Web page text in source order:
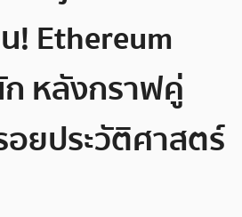
! Ethereum
หลังกราฟคู่
ยประวัติศาสตร์